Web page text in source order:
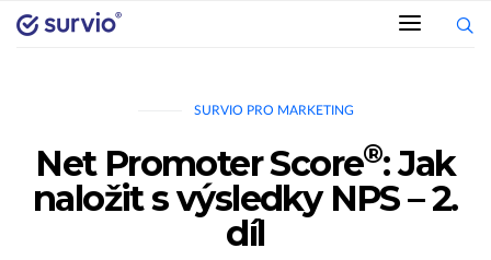
SURVIO PRO MARKETING
Net Promoter Score®: Jak
naložit s výsledky NPS – 2.
díl